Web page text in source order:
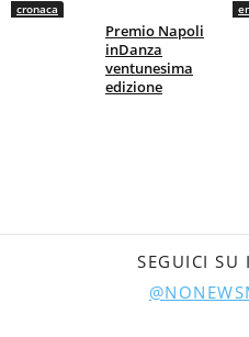
cronaca
Premio Napoli
inDanza
ventunesima
edizione
SEGUICI SU